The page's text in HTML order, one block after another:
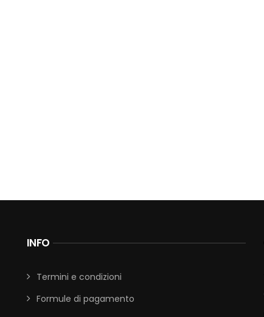
INFO
Termini e condizioni
Formule di pagamento